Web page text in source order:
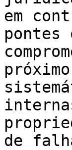
em
pontes
de